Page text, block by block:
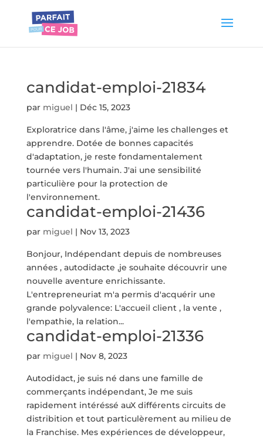
candidat-emploi-21834
par miguel | Déc 15, 2023
Exploratrice dans l'âme, j'aime les challenges et
apprendre. Dotée de bonnes capacités
d'adaptation, je reste fondamentalement
tournée vers l'humain. J'ai une sensibilité
particulière pour la protection de
l'environnement.
candidat-emploi-21436
par miguel | Nov 13, 2023
Bonjour, Indépendant depuis de nombreuses
années , autodidacte ,je souhaite découvrir une
nouvelle aventure enrichissante.
L'entrepreneuriat m'a permis d'acquérir une
grande polyvalence: L'accueil client , la vente ,
l'empathie, la relation...
candidat-emploi-21336
par miguel | Nov 8, 2023
Autodidact, je suis né dans une famille de
commerçants indépendant, Je me suis
rapidement intéréssé auX différents circuits de
distribition et tout particulèrement au milieu de
la Franchise. Mes expériences de développeur,